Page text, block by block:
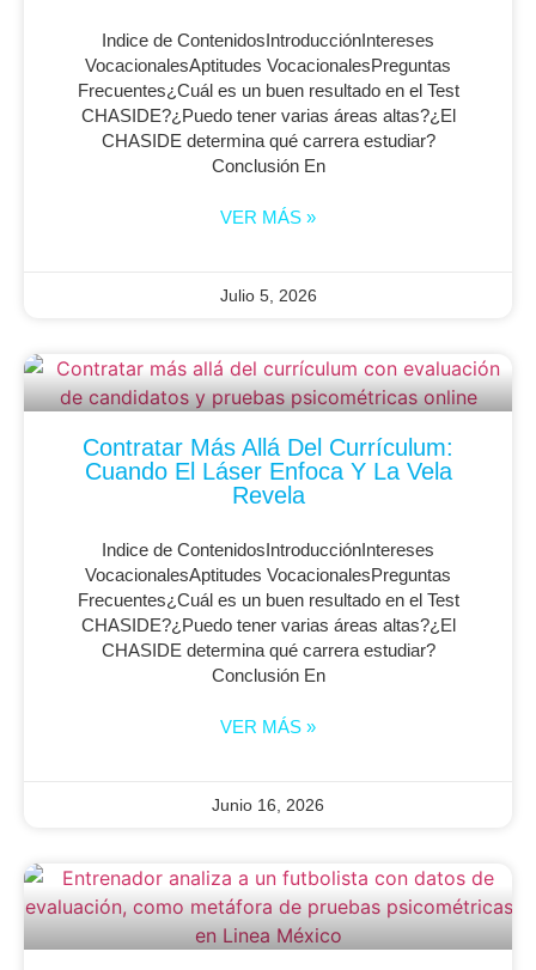
Indice de ContenidosIntroducciónIntereses
VocacionalesAptitudes VocacionalesPreguntas
Frecuentes¿Cuál es un buen resultado en el Test
CHASIDE?¿Puedo tener varias áreas altas?¿El
CHASIDE determina qué carrera estudiar?
Conclusión En
VER MÁS »
Julio 5, 2026
Contratar Más Allá Del Currículum:
Cuando El Láser Enfoca Y La Vela
Revela
Indice de ContenidosIntroducciónIntereses
VocacionalesAptitudes VocacionalesPreguntas
Frecuentes¿Cuál es un buen resultado en el Test
CHASIDE?¿Puedo tener varias áreas altas?¿El
CHASIDE determina qué carrera estudiar?
Conclusión En
VER MÁS »
Junio 16, 2026